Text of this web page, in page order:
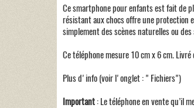
Ce smartphone pour enfants est fait de
résistant aux chocs offre une protection
simplement des scènes naturelles ou
Ce téléphone mesure 10 cm x 6 cm.
Plus d'info (voir l'onglet : " Fichiers")
Important : Le téléphone en vente qu’il